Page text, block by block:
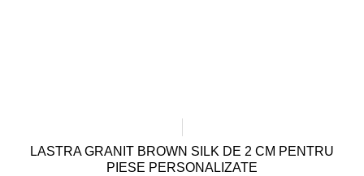
LASTRA GRANIT BROWN SILK DE 2 CM PENTRU
PIESE PERSONALIZATE